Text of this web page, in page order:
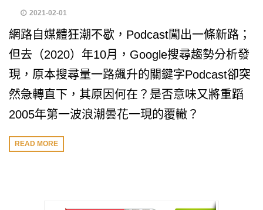
2021-02-01
網路自媒體狂潮不歇，Podcast闖出一條新路；
但去（2020）年10月，Google搜尋趨勢分析發
現，原本搜尋量一路飆升的關鍵字Podcast卻突
然急轉直下，其原因何在？是否意味又將重蹈
2005年第一波浪潮曇花一現的覆轍？
READ MORE